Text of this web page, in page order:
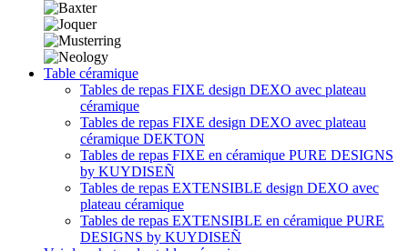
Table céramique
Tables de repas FIXE design DEXO avec plateau
céramique
Tables de repas FIXE design DEXO avec plateau
céramique DEKTON
Tables de repas FIXE en céramique PURE DESIGNS
by KUYDISEÑ
Tables de repas EXTENSIBLE design DEXO avec
plateau céramique
Tables de repas EXTENSIBLE en céramique PURE
DESIGNS by KUYDISEÑ